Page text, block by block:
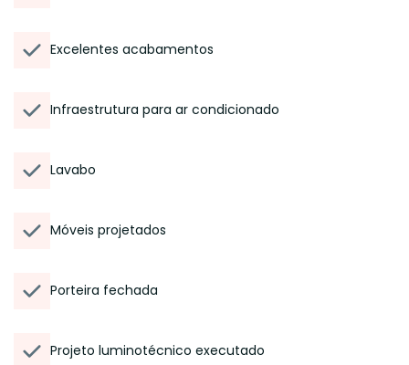
Excelentes acabamentos
Infraestrutura para ar condicionado
Lavabo
Móveis projetados
Porteira fechada
Projeto luminotécnico executado